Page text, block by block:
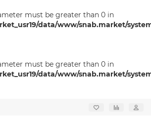
must be greater than 0 in
data/www/snab.market/
must be greater than 0 in
data/www/snab.market/